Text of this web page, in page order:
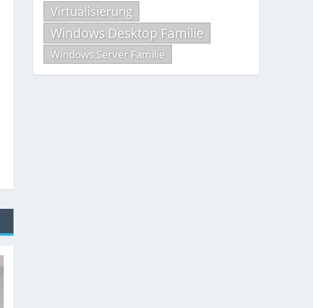
Virtualisierung
Windows Desktop Familie
Windows Server Familie